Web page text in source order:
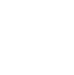
זהה בשתיהן, 235 קמ"ש. טווח הנסיעה